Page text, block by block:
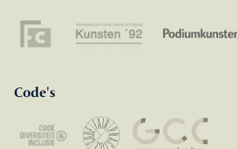
Code's